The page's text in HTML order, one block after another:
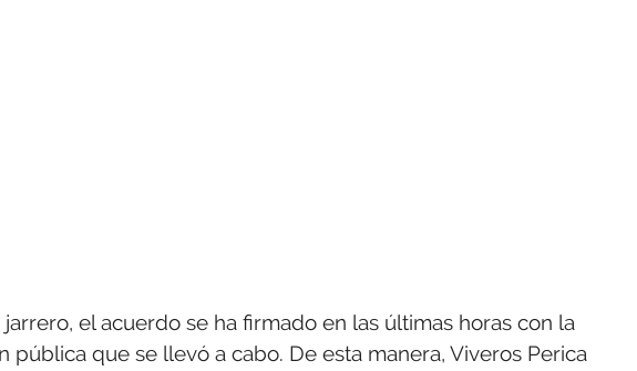
el acuerdo se ha firmado en las últimas horas con la
pública que se llevó a cabo. De esta manera, Viveros Perica